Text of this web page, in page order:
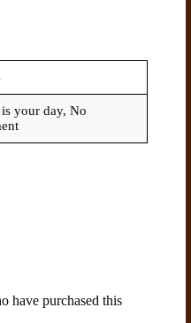
your day, No
have purchased this